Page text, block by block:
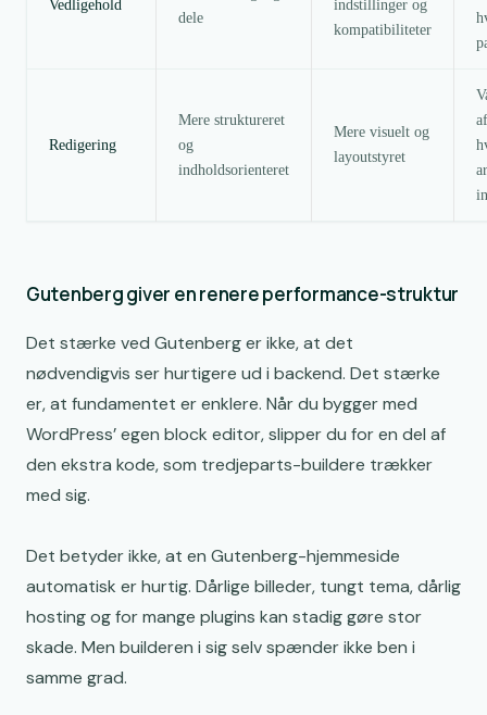
Vedligehold
dele
indstillinger og
kompatibiliteter
Redigering
Mere struktureret
og
indholdsorienteret
Mere visuelt og
layoutstyret
Gutenberg giver en renere performance-struktur
Det stærke ved Gutenberg er ikke, at det
nødvendigvis ser hurtigere ud i backend. Det stærke
er, at fundamentet er enklere. Når du bygger med
WordPress’ egen block editor, slipper du for en del af
den ekstra kode, som tredjeparts-buildere trækker
med sig.
Det betyder ikke, at en Gutenberg-hjemmeside
automatisk er hurtig. Dårlige billeder, tungt tema, dårlig
hosting og for mange plugins kan stadig gøre stor
skade. Men builderen i sig selv spænder ikke ben i
samme grad.